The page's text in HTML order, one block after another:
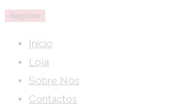
Início
Loja
Sobre Nós
Contactos